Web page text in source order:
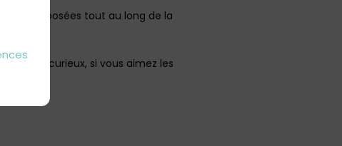
proposées tout au long de la
êtes curieux, si vous aimez les